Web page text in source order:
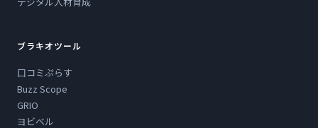
ブラキオツール
口コミぷらす
Buzz Scope
GRIO
ヨビベル